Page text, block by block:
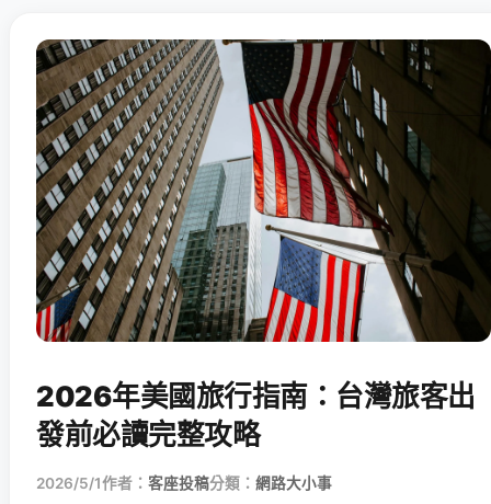
2026年美國旅行指南：台灣旅客出
發前必讀完整攻略
2026/5/1作者： 客座投稿分類： 網路大小事